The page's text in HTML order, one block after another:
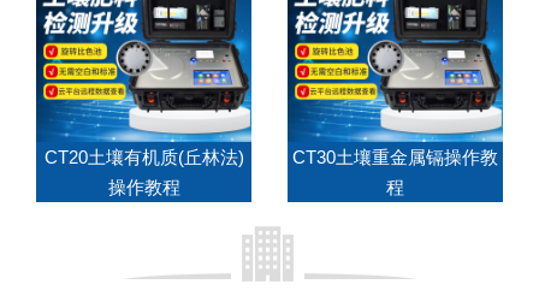
CT20土壤有机质(丘林法)
操作教程
CT30土壤重金属镉操作教
程